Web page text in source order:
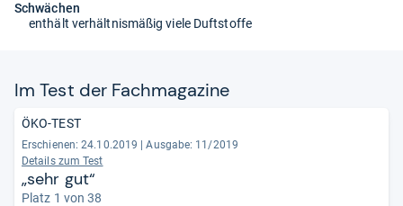
Schwächen
enthält verhältnismäßig viele Duftstoffe
Im Test der Fach­ma­ga­zine
ÖKO-TEST
Erschienen: 24.10.2019
Ausgabe: 11/2019
Details zum Test
„sehr gut“
Platz 1 von 38